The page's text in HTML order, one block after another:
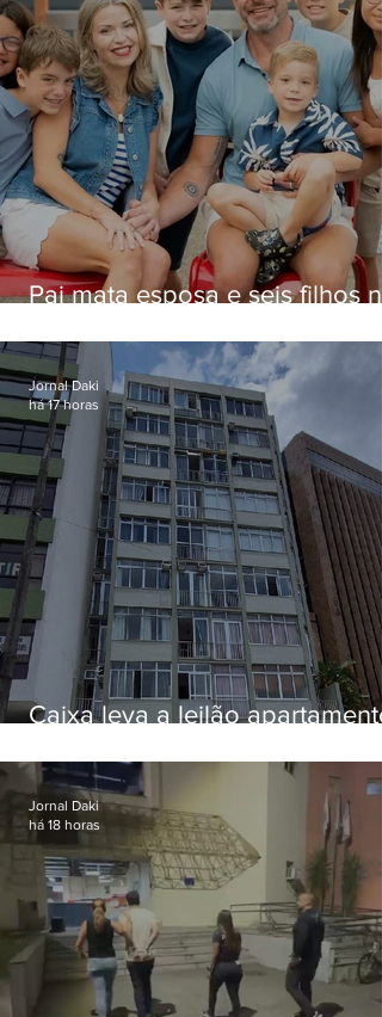
Pai mata esposa e seis filhos
Caixa leva a leilão apartamento
Botafogo
Jornal Daki
há 17 horas
Jornal Daki
há 18 horas